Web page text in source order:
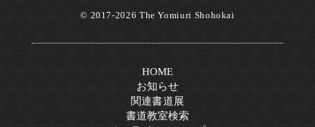
© 2017-2026 The Yomiuri Shohokai
HOME
お知らせ
関連書道展
書道教室検索